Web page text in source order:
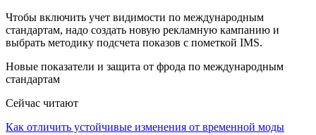
Чтобы включить учет видимости по международным
стандартам, надо создать новую рекламную кампанию и
выбрать методику подсчета показов с пометкой IMS.
Новые показатели и защита от фрода по международным
стандартам
Сейчас читают
Как отличить устойчивые изменения от временной моды